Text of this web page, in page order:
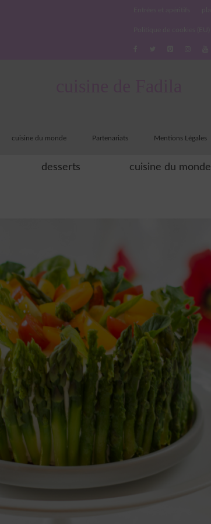
cuisine du monde Partenariats Mentions Légales
desserts cuisine du monde